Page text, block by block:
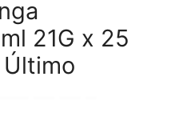
21G x 25